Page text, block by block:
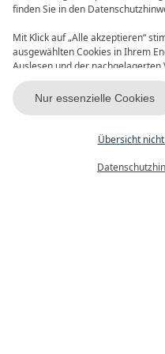
finden Sie in den
Mit Klick auf „Alle akzeptieren“
ausgewählten Cookies in Ihrem
Auslesen und der
Daten (z.B. Ihrer IP-Adresse)
Sie damit nicht einverstanden
Cookies“. Eine individuelle
essenzieller Cookies“ tätigen.
dieser Website oder in den
Nur essenzielle Cookies
Übersicht
Gutscheine
GUTSCHEINE